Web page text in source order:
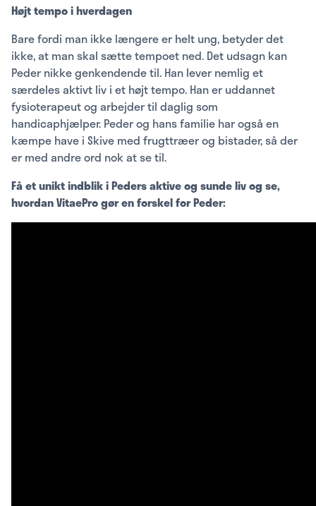
Højt tempo i hverdagen
Bare fordi man ikke længere er helt ung, betyder det
ikke, at man skal sætte tempoet ned. Det udsagn kan
Peder nikke genkendende til. Han lever nemlig et
særdeles aktivt liv i et højt tempo. Han er uddannet
fysioterapeut og arbejder til daglig som
handicaphjælper. Peder og hans familie har også en
kæmpe have i Skive med frugttræer og bistader, så der
er med andre ord nok at se til.
Få et unikt indblik i Peders aktive og sunde liv og se,
hvordan VitaePro gør en forskel for Peder: